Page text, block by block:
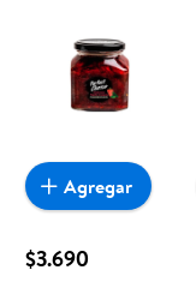
$3.690
Agregar